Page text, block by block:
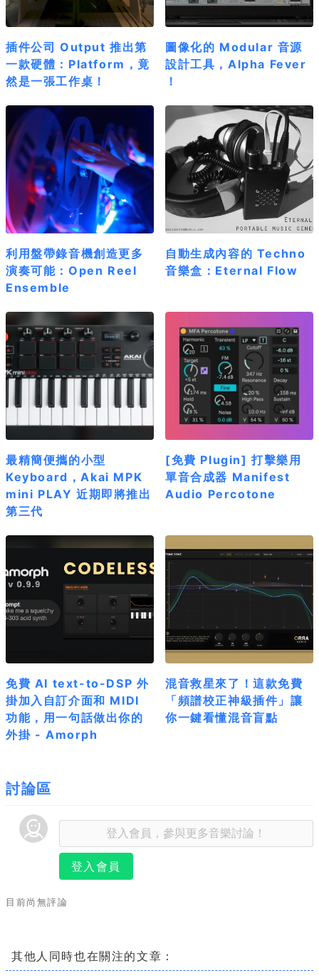
插件公司 Output 推出第
一款硬體：Platform，竟
然是一張工作桌！
圖像化的 Modular 音源
設計工具，Alpha Fever
！
利用盤帶錄音機創造更多
演奏可能：Open Reel
Ensemble
自動生成內容的 Techno
音樂盒：Eternal Flow
最精簡便攜的小型
Keyboard，Akai MPK
mini PLAY 近期即將推出
第三代
[免費 Plugin] 打擊樂用
單音合成器 Manifest
Audio Percotone
免費 AI text-to-DSP 外
掛加入自訂介面和 MIDI
功能，用一句話做出你的
外掛 - Amorph
混音救星來了！這款免費
「頻譜校正神級插件」讓
你一鍵看懂混音盲點
討論區
登入會員
目前尚無評論
其他人同時也在關注的文章：